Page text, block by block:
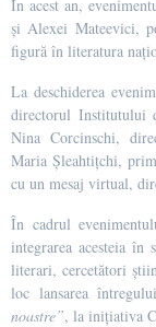
În acest an,
și Alexei Mateevici,
figură în literatura
La deschiderea
directorul Institutului
Nina Corcinschi,
Maria Șleahtițchi,
cu un mesaj virtual,
În cadrul
integrarea acesteia în
literari, cercetători
loc lansarea
noastre”, la inițiativa